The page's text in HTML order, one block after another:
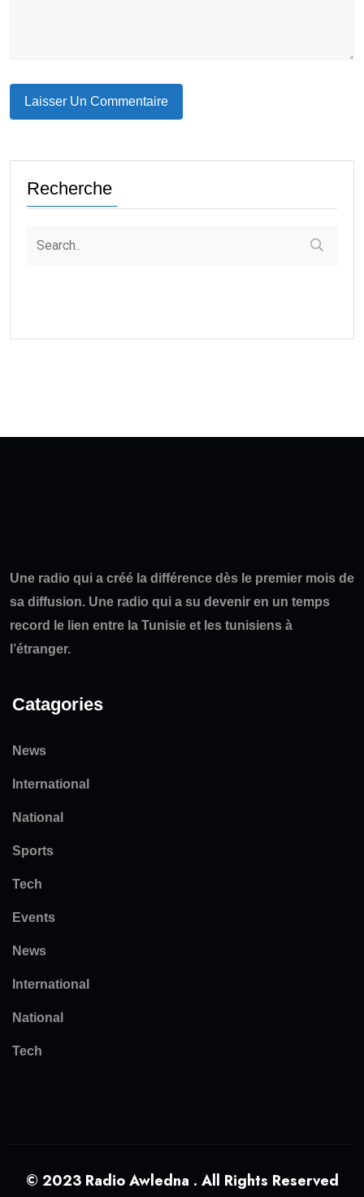
Recherche
Une radio qui a créé la différence dès le premier mois de
sa diffusion. Une radio qui a su devenir en un temps
record le lien entre la Tunisie et les tunisiens à
l’étranger.
Catagories
News
International
National
Sports
Tech
Events
News
International
National
Tech
© 2023 Radio Awledna . All Rights Reserved